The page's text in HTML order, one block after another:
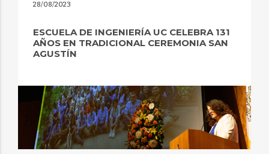
28/08/2023
ESCUELA DE INGENIERÍA UC CELEBRA 131
AÑOS EN TRADICIONAL CEREMONIA SAN
AGUSTÍN